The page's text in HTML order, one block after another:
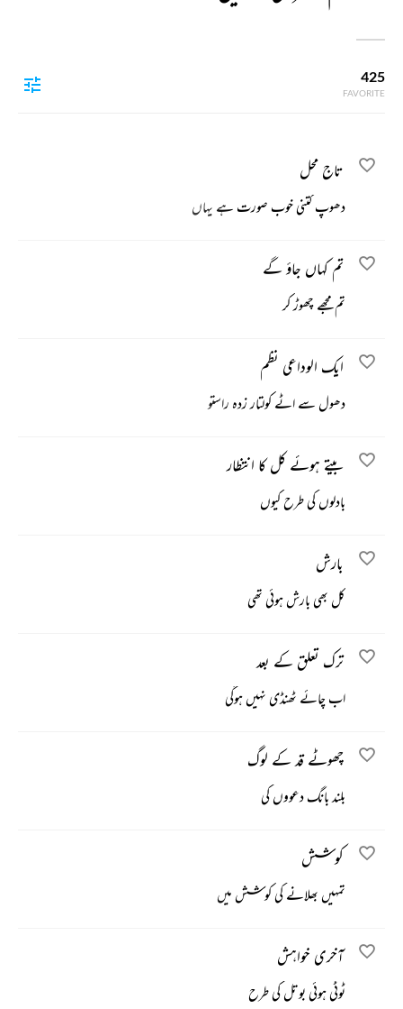
425
FAVORITE
تاج محل
دھوپ کتنی خوب صورت ہے یہاں
تم کہاں جاؤ گے
تم مجھے چھوڑ کر
ایک الوداعی نظم
دھول سے اٹے کولتار زدہ راستو
بیتے ہوئے کل کا انتظار
بادلوں کی طرح کیوں
بارش
کل بھی بارش ہوئی تھی
ترک تعلق کے بعد
اب چائے ٹھنڈی نہیں ہوگی
چھوٹے قد کے لوگ
بلند بانگ دعووں کی
کوشش
تمہیں بھلانے کی کوشش میں
آخری خواہش
ٹوٹی ہوئی بوتل کی طرح